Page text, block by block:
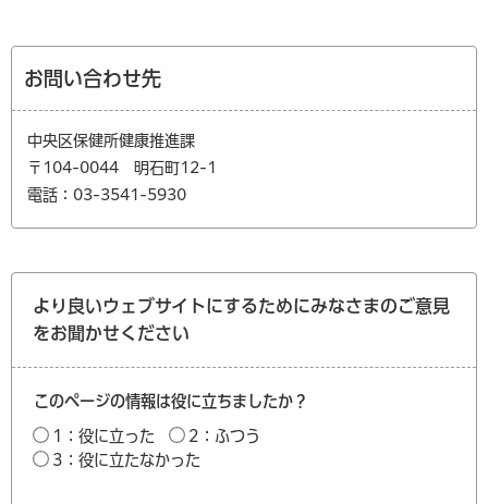
お問い合わせ先
中央区保健所健康推進課
〒104-0044 明石町12-1
電話：03-3541-5930
より良いウェブサイトにするためにみなさまのご意見
をお聞かせください
このページの情報は役に立ちましたか？
1：役に立った
2：ふつう
3：役に立たなかった